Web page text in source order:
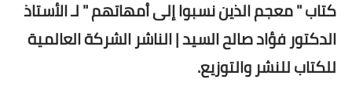
كتاب " معجم الذين نسبوا إلى أمهاتهم " لـ الأستاذ
الدكتور فؤاد صالح السيد | الناشر الشركة العالمية
للكتاب للنشر والتوزيع.